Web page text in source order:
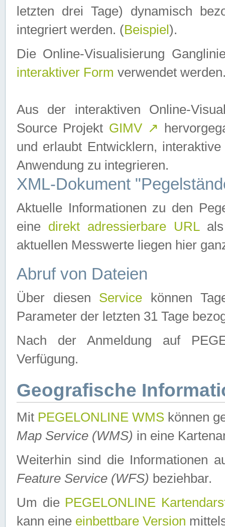
letzten drei Tage) dynamisch
integriert werden. (Beispiel ).
Die Online-Visualisierung
interaktiver Form verwendet
Aus der interaktiven Online-
Source Projekt GIMV ↗
und erlaubt Entwicklern,
Anwendung zu integrieren.
XML-Dokument
Aktuelle Informationen zu den
eine direkt adressierbare URLals
aktuellen Messwerte liegen hier
Abruf von Dateien
Über diesen Service können
Parameter der letzten 31 Tage
Nach der Anmeldung auf
Verfügung.
Geografische
Mit PEGELONLINE WMS können
Map Service (WMS) in eine
Weiterhin sind die Informationen
Feature Service (WFS) beziehbar.
Um die PEGELONLINE
kann eine einbettbare Version